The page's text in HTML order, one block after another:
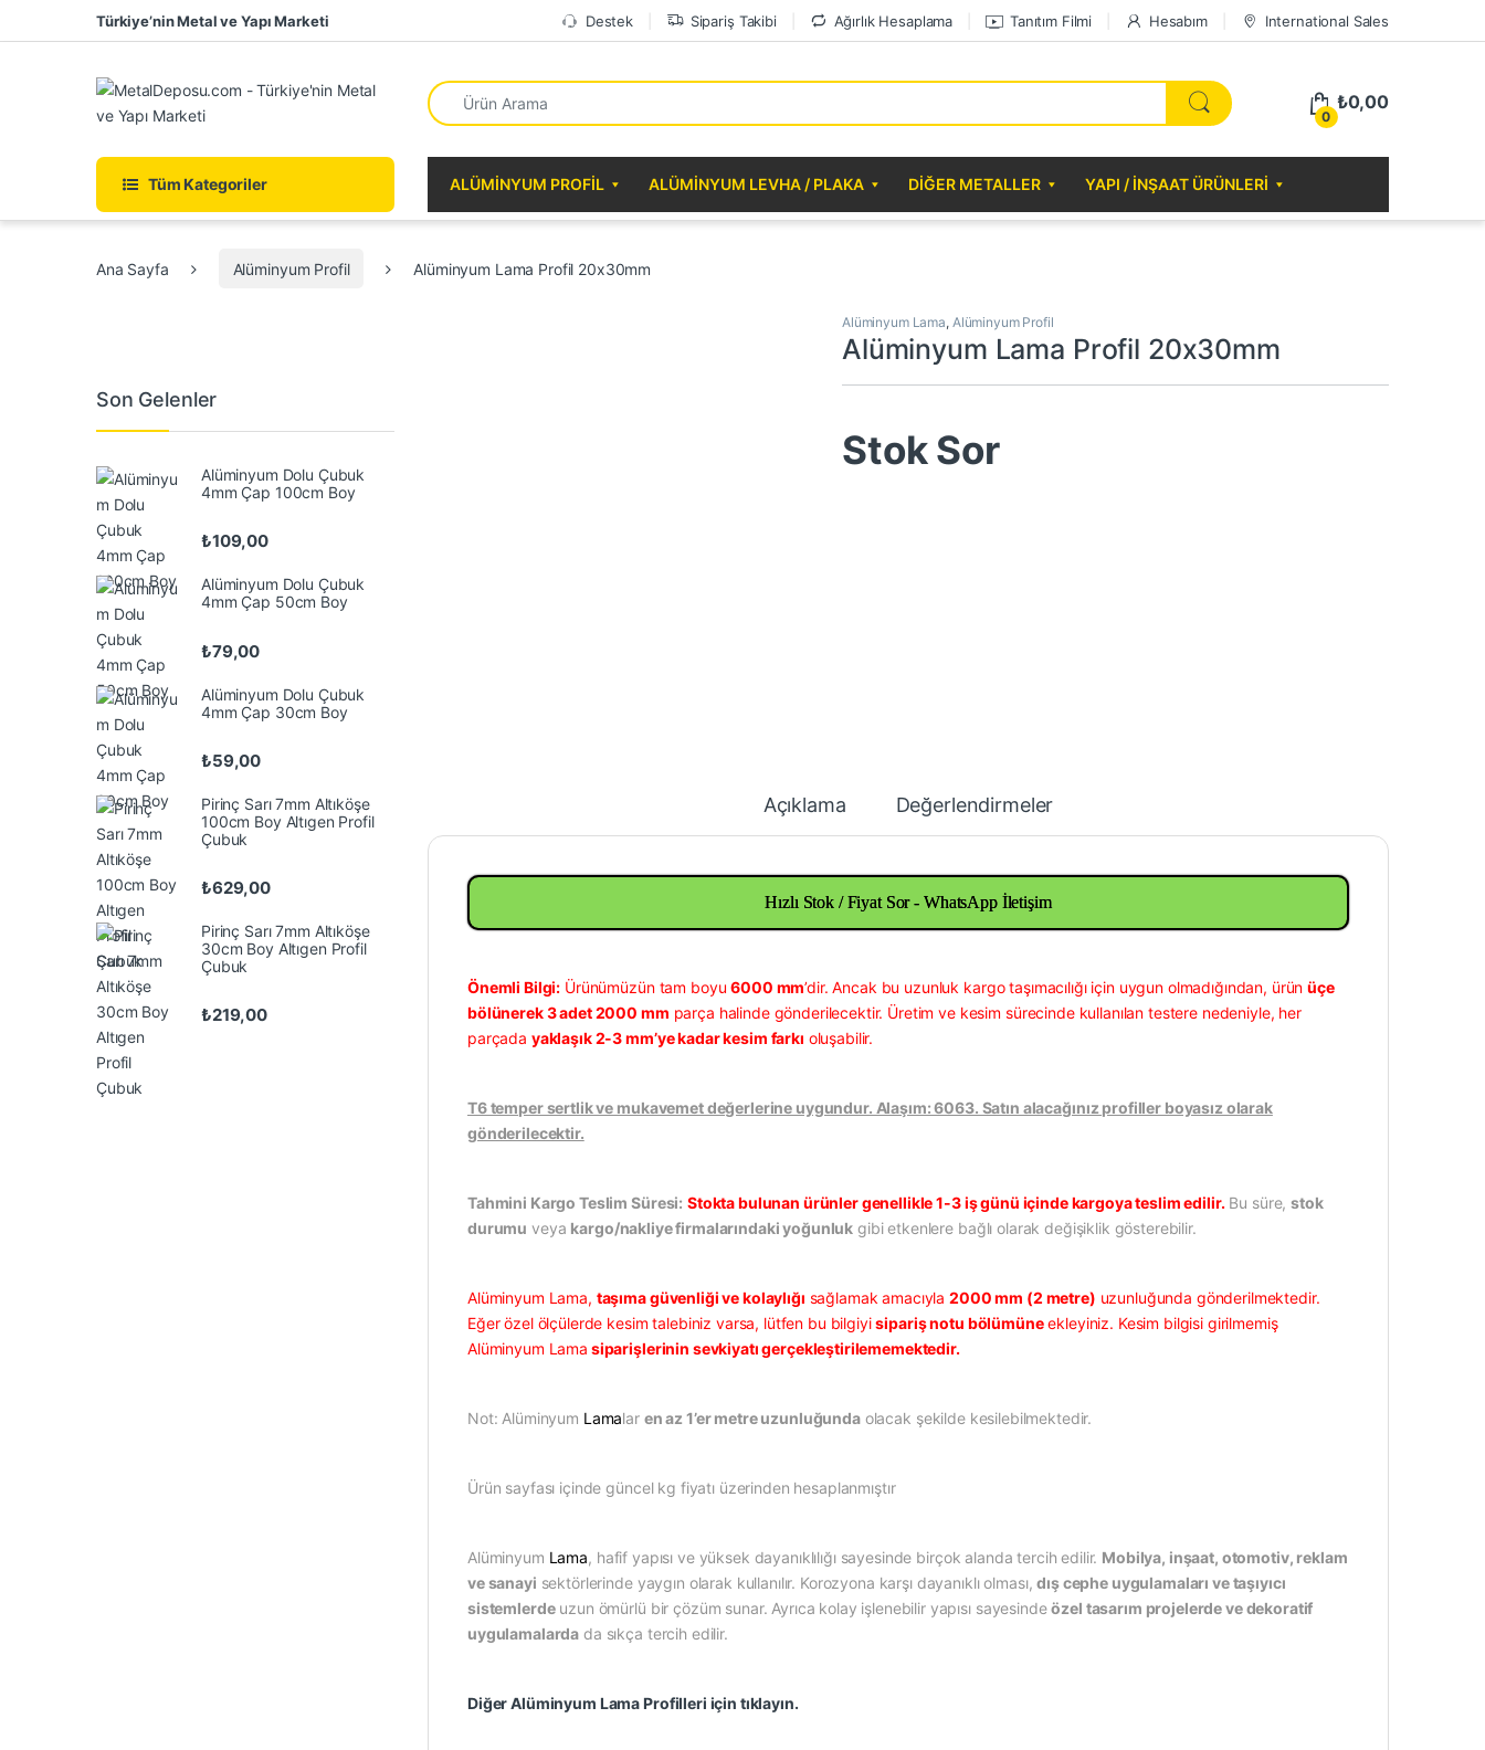
Skip to navigation
Skip to contentTürkiye’nin Metal ve Yapı Marketi Destek Sipariş Takibi Ağırlık Hesaplama Tanıtım Filmi Hesabım International Sales
Search for:
0
₺0,00
Tüm Kategoriler ALÜMINYUM PROFIL ALÜMINYUM LEVHA / PLAKA DIĞER METALLER YAPI / İNŞAAT ÜRÜNLERI
Ana Sayfa Alüminyum Profil Alüminyum Lama Profil 20x30mm
Alüminyum Lama, Alüminyum Profil
Alüminyum Lama Profil 20x30mm
Stok Sor
Açıklama Değerlendirmeler
Hızlı Stok / Fiyat Sor - WhatsApp İletişim
Önemli Bilgi: Ürünümüzün tam boyu6000 mm’dir. Ancak bu uzunluk kargo taşımacılığı için uygun olmadığından, ürünüçe
bölünerek 3 adet 2000 mm parça halinde gönderilecektir. Üretim ve kesim sürecinde kullanılan testere nedeniyle, her
parçada yaklaşık 2-3 mm’ye kadar kesim farkı oluşabilir.
T6 temper sertlik ve mukavemet değerlerine uygundur. Alaşım: 6063. Satın alacağınız profiller boyasız olarak
gönderilecektir.
Tahmini Kargo Teslim Süresi: Stokta bulunan ürünler genellikle 1-3 iş günü içinde kargoya teslim edilir. Bu süre,stok
durumu veya kargo/nakliye firmalarındaki yoğunluk gibi etkenlere bağlı olarak değişiklik gösterebilir.
Alüminyum Lama, taşıma güvenliği ve kolaylığı sağlamak amacıyla2000 mm (2 metre) uzunluğunda gönderilmektedir.
Eğer özel ölçülerde kesim talebiniz varsa, lütfen bu bilgiyisipariş notu bölümüneekleyiniz. Kesim bilgisi girilmemiş
Alüminyum Lama siparişlerinin sevkiyatı gerçekleştirilememektedir.
Not: Alüminyum Lamalar en az 1’er metre uzunluğundaolacak şekilde kesilebilmektedir.
Ürün sayfası içinde güncel kg fiyatı üzerinden hesaplanmıştır
Alüminyum Lama, hafif yapısı ve yüksek dayanıklılığı sayesinde birçok alanda tercih edilir. Mobilya, inşaat, otomotiv, reklam
ve sanayi sektörlerinde yaygın olarak kullanılır. Korozyona karşı dayanıklı olması,dış cephe uygulamaları ve taşıyıcı
sistemlerdeuzun ömürlü bir çözüm sunar. Ayrıca kolay işlenebilir yapısı sayesindeözel tasarım projelerde ve dekoratif
uygulamalarda da sıkça tercih edilir.
Diğer Alüminyum Lama Profilleri için tıklayın.
Son Gelenler
Alüminyum Dolu Çubuk
4mm Çap 100cm Boy
₺109,00
Alüminyum Dolu Çubuk
4mm Çap 50cm Boy
₺79,00
Alüminyum Dolu Çubuk
4mm Çap 30cm Boy
₺59,00
Pirinç Sarı 7mm Altıköşe
100cm Boy Altıgen Profil
Çubuk
₺629,00
Pirinç Sarı 7mm Altıköşe
30cm Boy Altıgen Profil
Çubuk
₺219,00